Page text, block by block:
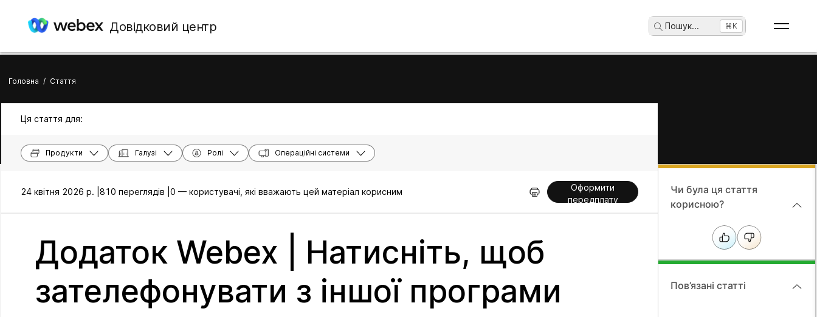
Довідковий центр Пошук... ⌘K
Головна / Стаття
Ця стаття для:
Продукти Галузі Ролі Операційні системи
24 квітня 2026 р. | 810 переглядів | 0 — користувачі, які вважають цей матеріал корисним
Оформити
передплату
Додаток Webex | Натисніть, щоб
зателефонувати з іншої програми
Чи була ця стаття
корисною?
Пов’язані статті